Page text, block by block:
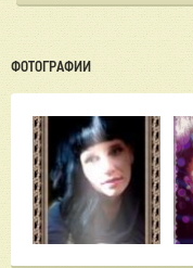
ФОТОГРАФИИ